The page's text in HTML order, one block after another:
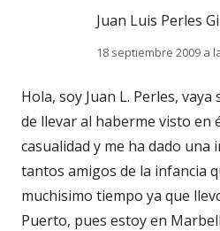
Juan Luis Perles
18 septiembre 2009 a
Hola, soy Juan L. Perles,
de llevar al haberme visto en
casualidad y me ha dado una
tantos amigos de la infancia
muchisimo tiempo ya que
Puerto, pues estoy en